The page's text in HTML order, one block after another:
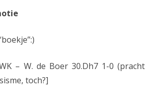
– W. de Boer 30.Dh7 1-0 (pracht
toch?]